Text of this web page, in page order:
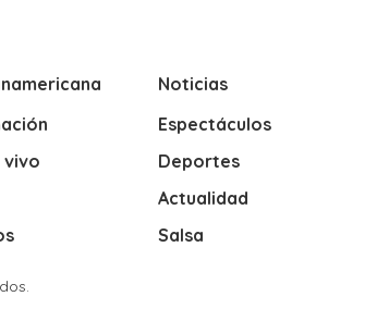
vivo
Noticias
Espectáculos
Deportes
Actualidad
Salsa